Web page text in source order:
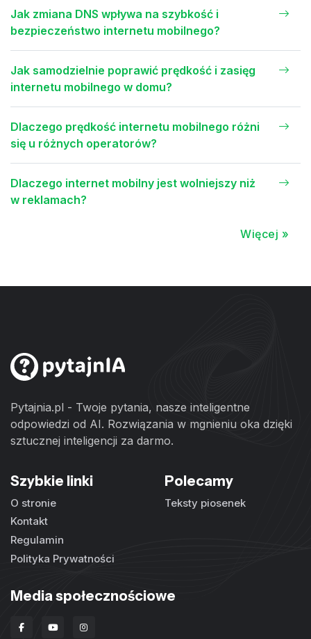
Jak zmiana DNS wpływa na szybkość i
bezpieczeństwo internetu mobilnego?
Jak samodzielnie poprawić prędkość i zasięg
internetu mobilnego w domu?
Dlaczego prędkość internetu mobilnego różni
się u różnych operatorów?
Dlaczego internet mobilny jest wolniejszy niż
w reklamach?
Więcej »
Pytajnia.pl - Twoje pytania, nasze inteligentne
odpowiedzi od AI. Rozwiązania w mgnieniu oka dzięki
sztucznej inteligencji za darmo.
Szybkie linki
O stronie
Kontakt
Regulamin
Polityka Prywatności
Polecamy
Teksty piosenek
Media społecznościowe